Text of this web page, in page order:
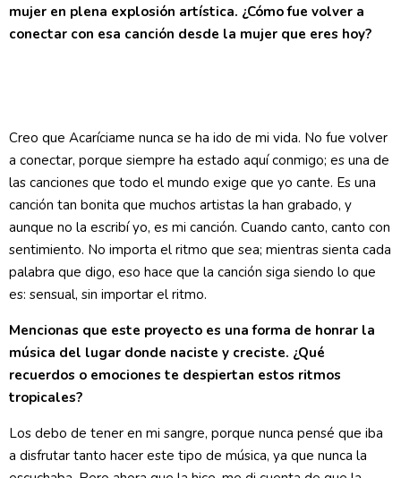
mujer en plena explosión artística. ¿Cómo fue volver a
conectar con esa canción desde la mujer que eres hoy?
Creo que Acaríciame nunca se ha ido de mi vida. No fue volver
a conectar, porque siempre ha estado aquí conmigo; es una de
las canciones que todo el mundo exige que yo cante. Es una
canción tan bonita que muchos artistas la han grabado, y
aunque no la escribí yo, es mi canción. Cuando canto, canto con
sentimiento. No importa el ritmo que sea; mientras sienta cada
palabra que digo, eso hace que la canción siga siendo lo que
es: sensual, sin importar el ritmo.
Mencionas que este proyecto es una forma de honrar la
música del lugar donde naciste y creciste. ¿Qué
recuerdos o emociones te despiertan estos ritmos
tropicales?
Los debo de tener en mi sangre, porque nunca pensé que iba
a disfrutar tanto hacer este tipo de música, ya que nunca la